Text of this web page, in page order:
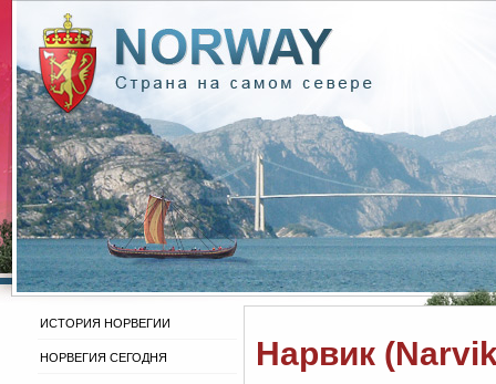
ИСТОРИЯ НОРВЕГИИ
НОРВЕГИЯ СЕГОДНЯ Нарвик